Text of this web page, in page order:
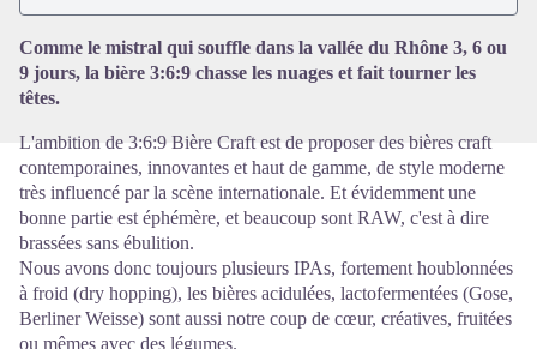
Comme le mistral qui souffle dans la vallée du Rhône 3, 6 ou
9 jours, la bière 3:6:9 chasse les nuages et fait tourner les
têtes.
L'ambition de 3:6:9 Bière Craft est de proposer des bières craft
contemporaines, innovantes et haut de gamme, de style moderne
très influencé par la scène internationale. Et évidemment une
bonne partie est éphémère, et beaucoup sont RAW, c'est à dire
brassées sans ébulition.
Nous avons donc toujours plusieurs IPAs, fortement houblonnées
à froid (dry hopping), les bières acidulées, lactofermentées (Gose,
Berliner Weisse) sont aussi notre coup de cœur, créatives, fruitées
ou mêmes avec des légumes.